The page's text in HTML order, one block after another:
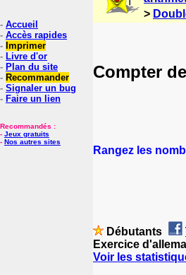
- Accueil
- Accès rapides
- Imprimer
- Livre d'or
- Plan du site
- Recommander
- Signaler un bug
- Faire un lien
Recommandés :
- Jeux gratuits
- Nos autres sites
>
Compter
Rangez les
Débutants
Exercice
Voir les